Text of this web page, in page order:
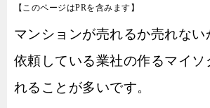
【このページはPRを含みます】
マンションが売れるか売れない
依頼している業社の作るマイソ
れることが多いです。